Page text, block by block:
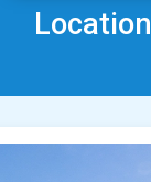
Location